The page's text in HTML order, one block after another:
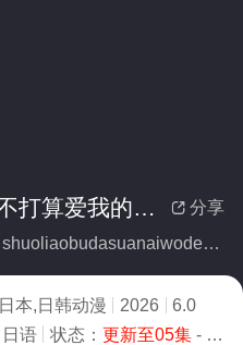
 分享
说了不打算爱我的公爵继承人，不知为何对我宠爱有加(全集)
别名：shuoliaobudasuanaiwodegongjuejichengrenbuzhiweiheduiwochongaiyoujia
日本,日韩动漫 2026
6.0
日语 状态： 更新至05集- 免费在线观看